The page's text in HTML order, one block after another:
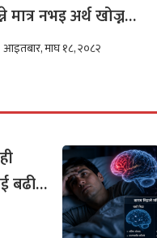
मात्र नभइ अर्थ खोज्न
छन : ज्योतिष तारा
आइतबार, माघ १८, २०८२
बढी